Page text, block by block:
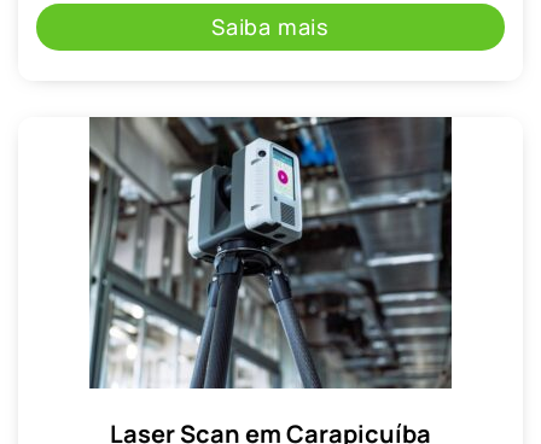
Saiba mais
Laser Scan em Carapicuíba